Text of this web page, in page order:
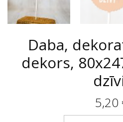
Daba,
dekors,
5,20